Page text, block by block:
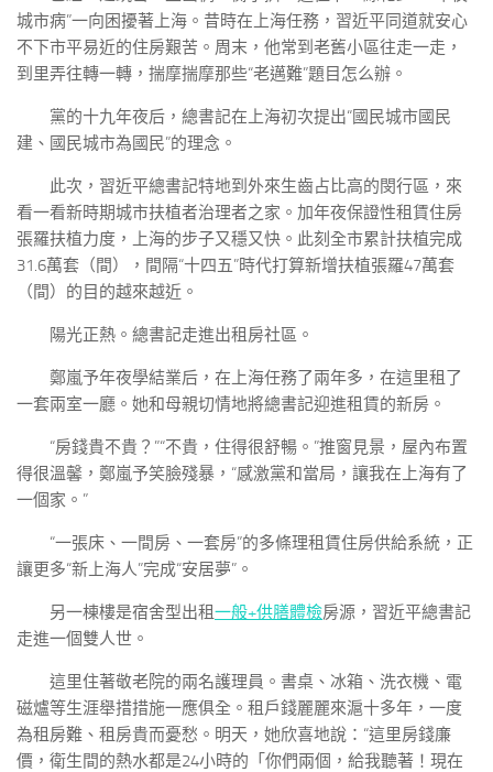
城市病”一向困擾著上海。昔時在上海任務，習近平同道就安心
不下市平易近的住房艱苦。周末，他常到老舊小區往走一走，
到里弄往轉一轉，揣摩揣摩那些“老邁難”題目怎么辦。
黨的十九年夜后，總書記在上海初次提出“國民城市國民
建、國民城市為國民”的理念。
此次，習近平總書記特地到外來生齒占比高的閔行區，來
看一看新時期城市扶植者治理者之家。加年夜保證性租賃住房
張羅扶植力度，上海的步子又穩又快。此刻全市累計扶植完成
31.6萬套（間），間隔“十四五”時代打算新增扶植張羅47萬套
（間）的目的越來越近。
陽光正熱。總書記走進出租房社區。
鄭嵐予年夜學結業后，在上海任務了兩年多，在這里租了
一套兩室一廳。她和母親切情地將總書記迎進租賃的新房。
“房錢貴不貴？”“不貴，住得很舒暢。”推窗見景，屋內布置
得很溫馨，鄭嵐予笑臉殘暴，“感激黨和當局，讓我在上海有了
一個家。”
“一張床、一間房、一套房”的多條理租賃住房供給系統，正
讓更多“新上海人”完成“安居夢”。
另一棟樓是宿舍型出租一般+供膳體檢房源，習近平總書記
走進一個雙人世。
這里住著敬老院的兩名護理員。書桌、冰箱、洗衣機、電
磁爐等生涯舉措措施一應俱全。租戶錢麗麗來滬十多年，一度
為租房難、租房貴而憂愁。明天，她欣喜地說：“這里房錢廉
價，衛生間的熱水都是24小時的「你們兩個，給我聽著！現在